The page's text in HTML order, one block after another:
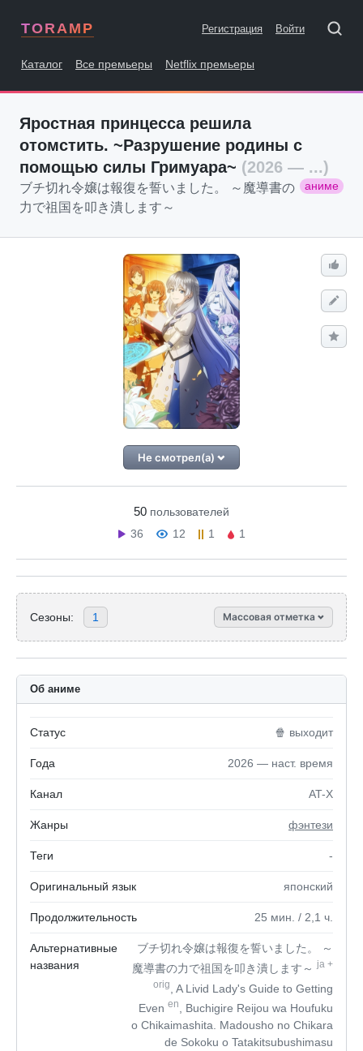
TORAMP Регистрация Войти
Каталог Все премьеры Netflix премьеры
Яростная принцесса решила
отомстить. ~Разрушение родины с
помощью силы Гримуара~ (2026 — ...)
аниме
ブチ切れ令嬢は報復を誓いました。 ～魔導書の
力で祖国を叩き潰します～
Не смотрел(а)
50 пользователей
36
12 1 1
Сезоны: 1 Массовая отметка
Об аниме
Статус 🍿 выходит
Года 2026 — наст. время
Канал AT-X
Жанры фэнтези
Теги -
Оригинальный язык японский
Продолжительность 25 мин. / 2,1 ч.
Альтернативные
названия
ブチ切れ令嬢は報復を誓いました。 ～
魔導書の力で祖国を叩き潰します～ja +
orig
, A Livid Lady's Guide to Getting
Even en
, Buchigire Reijou wa Houfuku
o Chikaimashita. Madousho no Chikara
de Sokoku o Tatakitsubushimasu